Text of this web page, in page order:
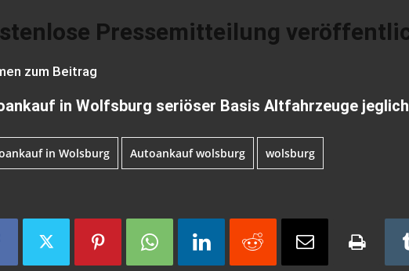
Pressemitteilung
zum Beitrag
in Wolfsburg seriöser Basis Altfahrzeuge
in Wolsburg Autoankauf wolsburg wolsburg